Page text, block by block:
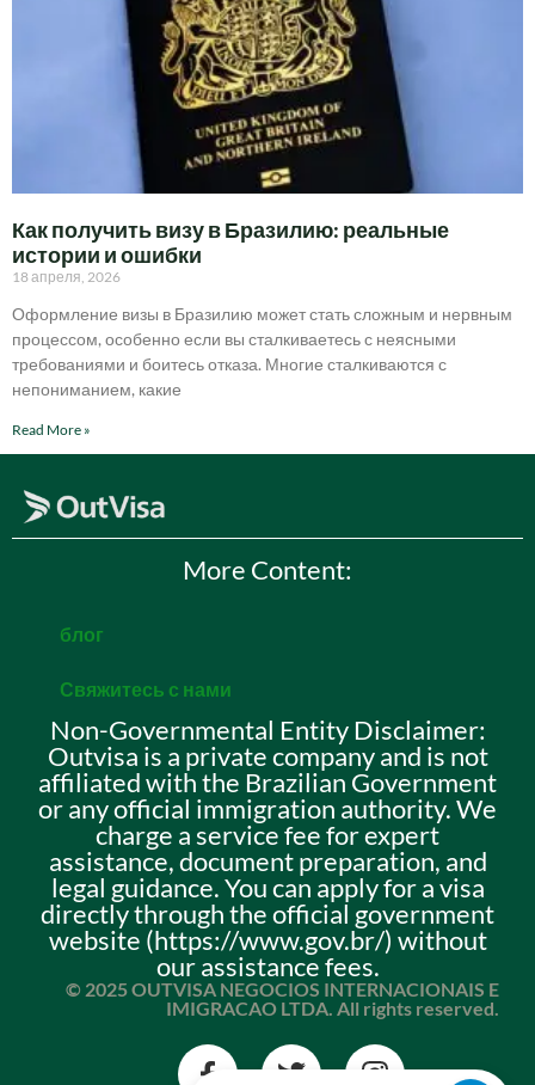
Как получить визу в Бразилию: реальные
истории и ошибки
18 апреля, 2026
Оформление визы в Бразилию может стать сложным и нервным
процессом, особенно если вы сталкиваетесь с неясными
требованиями и боитесь отказа. Многие сталкиваются с
непониманием, какие
Read More »
More Content:
блог
Свяжитесь с нами
Non-Governmental Entity Disclaimer:
Outvisa is a private company and is not
affiliated with the Brazilian Government
or any official immigration authority. We
charge a service fee for expert
assistance, document preparation, and
legal guidance. You can apply for a visa
directly through the official government
website (https://www.gov.br/) without
our assistance fees.
© 2025 OUTVISA NEGOCIOS INTERNACIONAIS E
IMIGRACAO LTDA. All rights reserved.